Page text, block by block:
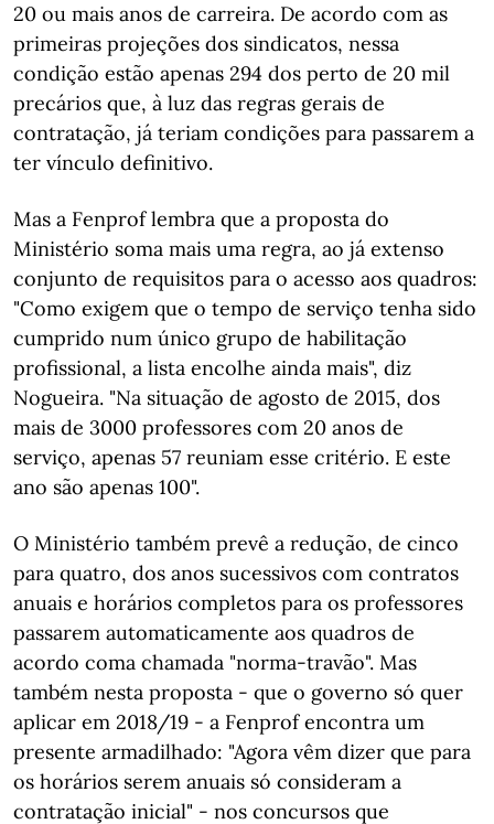
20 ou mais anos de carreira. De acordo com as
primeiras projeções dos sindicatos, nessa
condição estão apenas 294 dos perto de 20 mil
precários que, à luz das regras gerais de
contratação, já teriam condições para passarem a
ter vínculo definitivo.
Mas a Fenprof lembra que a proposta do
Ministério soma mais uma regra, ao já extenso
conjunto de requisitos para o acesso aos quadros:
"Como exigem que o tempo de serviço tenha sido
cumprido num único grupo de habilitação
profissional, a lista encolhe ainda mais", diz
Nogueira. "Na situação de agosto de 2015, dos
mais de 3000 professores com 20 anos de
serviço, apenas 57 reuniam esse critério. E este
ano são apenas 100".
O Ministério também prevê a redução, de cinco
para quatro, dos anos sucessivos com contratos
anuais e horários completos para os professores
passarem automaticamente aos quadros de
acordo coma chamada "norma-travão". Mas
também nesta proposta - que o governo só quer
aplicar em 2018/19 - a Fenprof encontra um
presente armadilhado: "Agora vêm dizer que para
os horários serem anuais só consideram a
contratação inicial" - nos concursos que